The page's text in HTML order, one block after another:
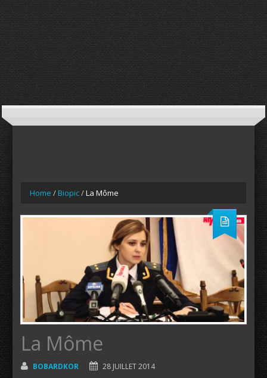
Home /Biopic/La Môme
La Môme
BOBARDKOR 28 JUILLET 2014